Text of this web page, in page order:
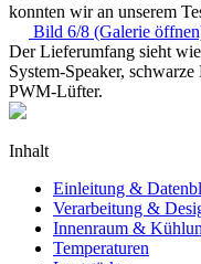
konnten wir an unserem
Bild 6/8 (Galerie
Der Lieferumfang sieht
System-Speaker,
PWM-Lüfter.
Inhalt
Einleitung &
Verarbeitung &
Innenraum &
Temperaturen